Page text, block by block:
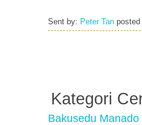
Sent by: Peter Tan posted
Kategori
Bakusedu Manado